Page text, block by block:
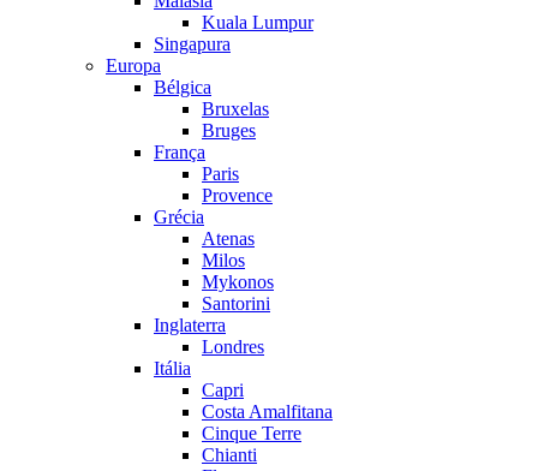
Kuala Lumpur
Singapura
Europa
Bélgica
Bruxelas
Bruges
França
Paris
Provence
Grécia
Atenas
Milos
Mykonos
Santorini
Inglaterra
Londres
Itália
Capri
Costa Amalfitana
Cinque Terre
Chianti